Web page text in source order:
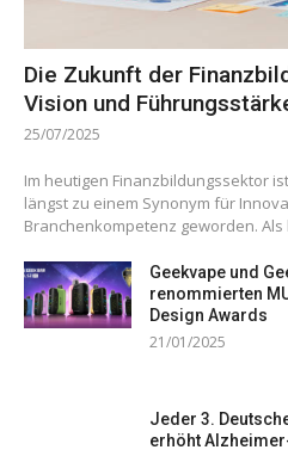
Die Zukunft der
Vision und
25/07/2025
Im heutigen Finanzbildungssektor
längst zu einem Synonym für
Branchenkompetenz geworden.
Geekvape und
renommierten
Design Awards
21/01/2025
Jeder 3.
erhöht